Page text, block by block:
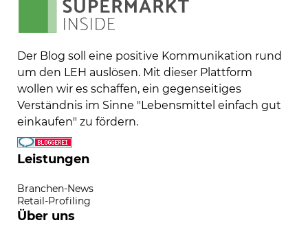
Der Blog soll eine positive Kommunikation rund
um den LEH auslösen. Mit dieser Plattform
wollen wir es schaffen, ein gegenseitiges
Verständnis im Sinne "Lebensmittel einfach gut
einkaufen" zu fördern.
Leistungen
Branchen-News
Retail-Profiling
Über uns